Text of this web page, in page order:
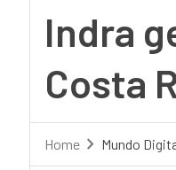
Indra
Costa
Home Mundo